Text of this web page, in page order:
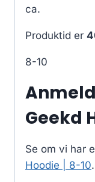
ca.
Produktid er
8-10
Geekd
Se om vi har
Hoodie | 8-10.